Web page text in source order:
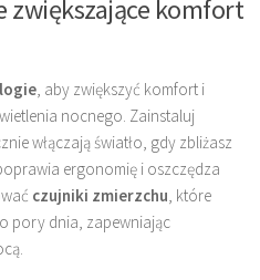
zwiększające komfort
, aby zwiększyć komfort i
nocnego. Zainstaluj
włączają światło, gdy zbliżasz
ergonomię i oszczędza
czujniki zmierzchu, które
pory dnia, zapewniając